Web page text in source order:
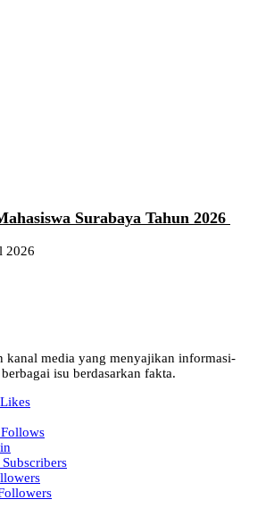
Surabaya Tahun 2026
2026
kanal media yang menyajikan informasi-
isu berdasarkan fakta.
Likes
Follows
Subscribers